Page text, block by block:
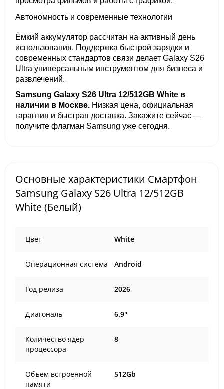
Автономность и современные технологии
Ёмкий аккумулятор рассчитан на активный день
использования. Поддержка быстрой зарядки и
современных стандартов связи делает Galaxy S26
Ultra универсальным инструментом для бизнеса и
развлечений.
Samsung Galaxy S26 Ultra 12/512GB White в
наличии в Москве. Низкая цена, официальная
гарантия и быстрая доставка. Закажите сейчас —
получите флагман Samsung уже сегодня.
Основные характеристики Смартфон
Samsung Galaxy S26 Ultra 12/512GB
White (Белый)
Цвет White
Операционная система Android
Год релиза 2026
Диагональ 6.9"
Количество ядер
процессора
8
Объем встроенной
памяти
512Gb